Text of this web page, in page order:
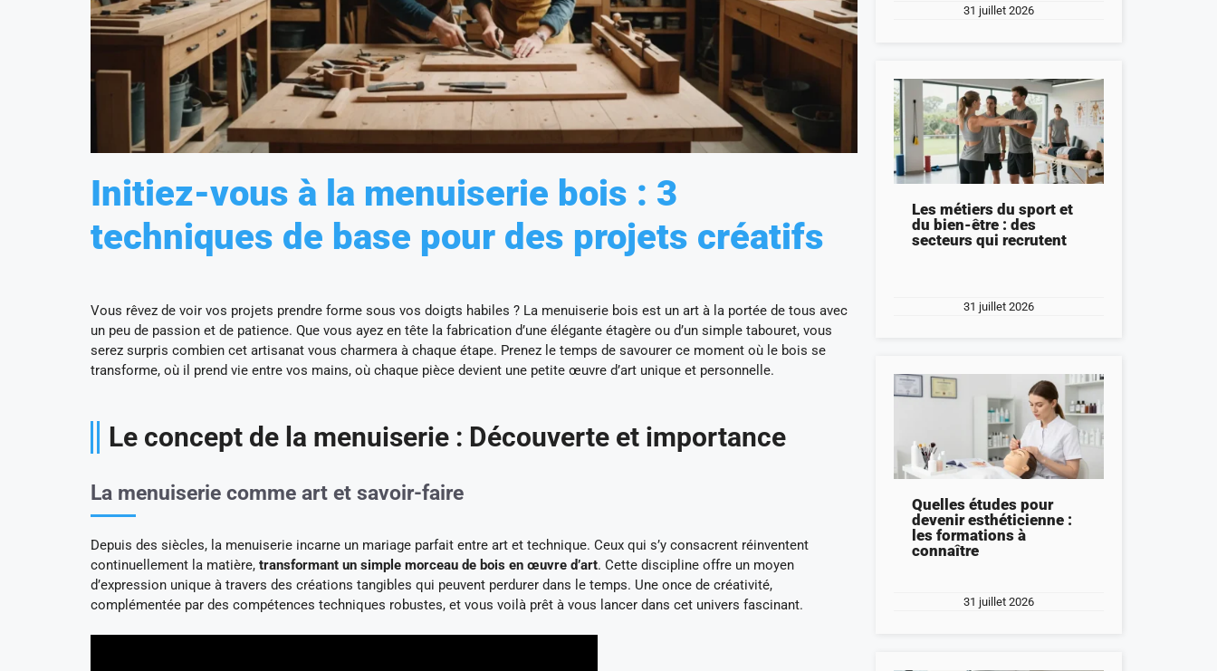
Initiez-vous à la menuiserie bois : 3
techniques de base pour des projets créatifs
Vous rêvez de voir vos projets prendre forme sous vos doigts habiles ? La menuiserie bois est un art à la portée de tous avec
un peu de passion et de patience. Que vous ayez en tête la fabrication d’une élégante étagère ou d’un simple tabouret, vous
serez surpris combien cet artisanat vous charmera à chaque étape. Prenez le temps de savourer ce moment où le bois se
transforme, où il prend vie entre vos mains, où chaque pièce devient une petite œuvre d’art unique et personnelle.
Le concept de la menuiserie : Découverte et importance
La menuiserie comme art et savoir-faire
Depuis des siècles, la menuiserie incarne un mariage parfait entre art et technique. Ceux qui s’y consacrent réinventent
continuellement la matière, transformant un simple morceau de bois en œuvre d’art. Cette discipline offre un moyen
d’expression unique à travers des créations tangibles qui peuvent perdurer dans le temps. Une once de créativité,
complémentée par des compétences techniques robustes, et vous voilà prêt à vous lancer dans cet univers fascinant.
31 juillet 2026
Les métiers du sport et
du bien-être : des
secteurs qui recrutent
31 juillet 2026
Quelles études pour
devenir esthéticienne :
les formations à
connaître
31 juillet 2026